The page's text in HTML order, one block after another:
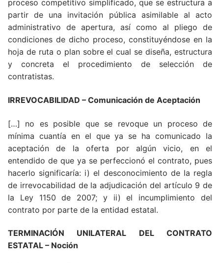
proceso competitivo simplificado, que se estructura a
partir de una invitación pública asimilable al acto
administrativo de apertura, así como al pliego de
condiciones de dicho proceso, constituyéndose en la
hoja de ruta o plan sobre el cual se diseña, estructura
y concreta el procedimiento de selección de
contratistas.
IRREVOCABILIDAD – Comunicación de Aceptación
[…] no es posible que se revoque un proceso de
mínima cuantía en el que ya se ha comunicado la
aceptación de la oferta por algún vicio, en el
entendido de que ya se perfeccionó el contrato, pues
hacerlo significaría: i) el desconocimiento de la regla
de irrevocabilidad de la adjudicación del artículo 9 de
la Ley 1150 de 2007; y ii) el incumplimiento del
contrato por parte de la entidad estatal.
TERMINACIÓN UNILATERAL DEL CONTRATO
ESTATAL – Noción